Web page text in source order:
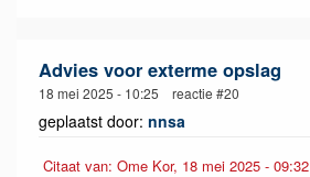
Advies voor exterme opslag
18 mei 2025 - 10:25 reactie #20
geplaatst door: nnsa
Citaat van: Ome Kor, 18 mei 2025 - 09:32